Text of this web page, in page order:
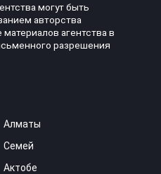
могут быть
авторства
агентства в
разрешения
Алматы
Семей
Актобе